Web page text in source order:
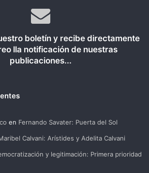
boletín y recibe directamente
lla notificación de nuestras
publicaciones...
en Fernando Savater: Puerta del Sol
Calvani: Arístides y Adelita Calvani
y legitimación: Primera prioridad